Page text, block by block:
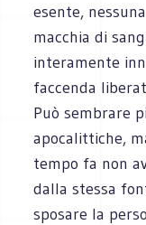
esente,
macchia di
interamente
faccenda
Può sembrare
apocalittiche,
tempo fa non
dalla stessa
sposare la